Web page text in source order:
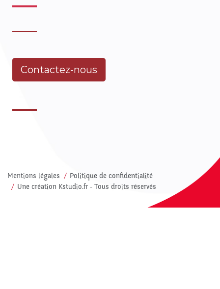
Contactez-nous
Mentions légales
Politique de confidentialité
Une création Kstudio.fr - Tous droits réservés